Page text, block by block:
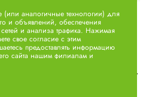
аналогичные технологии) для
и объявлений, обеспечения
и анализа трафика. Нажимая
свое согласие с этим
предоставлять информацию
сайта нашим филиалам и